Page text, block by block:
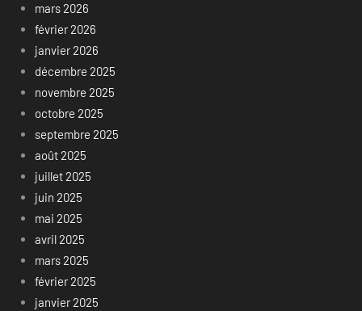
mars 2026
février 2026
janvier 2026
décembre 2025
novembre 2025
octobre 2025
septembre 2025
août 2025
juillet 2025
juin 2025
mai 2025
avril 2025
mars 2025
février 2025
janvier 2025